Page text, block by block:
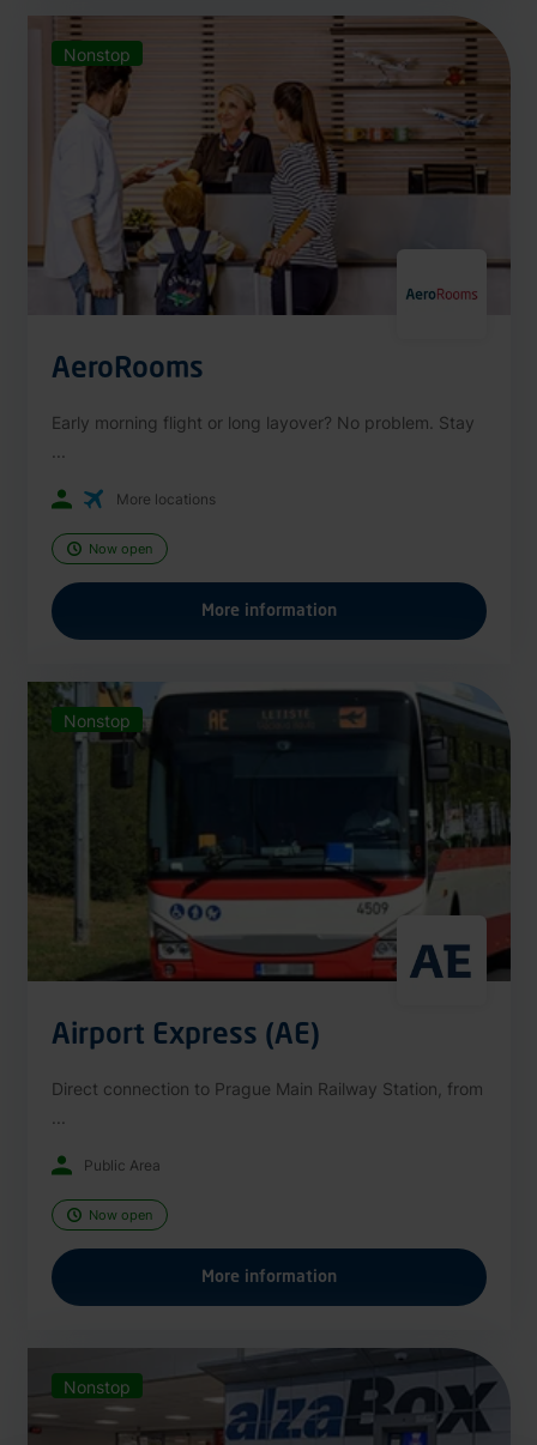
Nonstop
AeroRooms
Early morning flight or long layover? No problem. Stay
More locations
Now open
More information
Nonstop
Airport Express (AE)
Direct connection to Prague Main Railway Station, from
Public Area
Now open
More information
Nonstop